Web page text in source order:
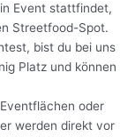
Event stattfindet,
Streetfood-Spot.
bist du bei uns
Platz und können
oder
werden direkt vor